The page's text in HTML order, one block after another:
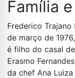
Família
Frederico
de março de
é filho do casal
Erasmo
da chef Ana